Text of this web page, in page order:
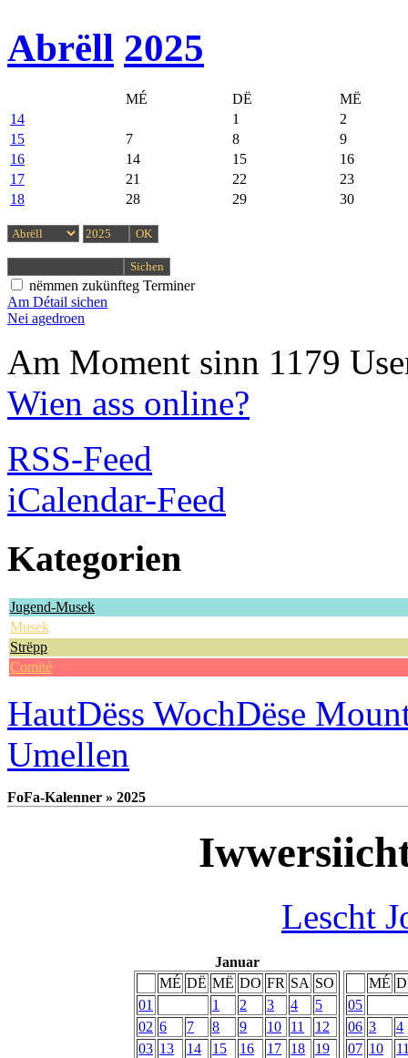
Abrëll 2025
MÉ DË
MË
14
1
2
15
7 8
9
16
14 15
16
17
21 22
23
18
28 29 30
nëmmen zukünfteg Terminer
Am Détail sichen
Nei agedroen
Am Moment sinn 1179
Wien ass online?
RSS-Feed
iCalendar-Feed
Kategorien
Jugend-Musek
Musek
Strëpp
Comité
HautDëss WochDëse
Umellen
FoFa-Kalenner » 2025
Lescht
Januar
MÉ DË MË DO FR SA SO
01
1 2 3 4
5
02 6 7 8 9 10 11
12
03 13 14 15 16 17 18
19
MÉ
05
06 3
4
07 10